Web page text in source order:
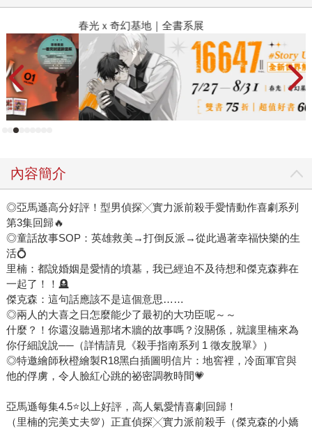
春光ｘ奇幻基地｜全書系展
內容簡介
◎亞馬遜高分好評！型男偵探╳實力派前殺手愛情動作喜劇系列
第3集回歸🔥
◎童話故事SOP：英雄救美→打倒反派→從此過著幸福快樂的生
活💍
里楠：都說婚姻是愛情的墳墓，我已經迫不及待想和傑克森葬在
一起了！！🪦
傑克森：這句話應該不是這個意思……
◎兩人的大喜之日怎麼能少了最初的大功臣呢～～
什麼？！你還沒聽過那堵木牆的故事嗎？沒關係，就讓里楠來為
你仔細說說──（詳情請見《殺手指南系列 1 徵友脫單》）
◎特邀繪師秋橙繪製R18黑白插圖明信片：地窖裡，冷面軍官與
他的俘虜，令人臉紅心跳的祕密調教時間💗
亞馬遜每集4.5⭐以上好評，高人氣愛情喜劇回歸！
（里楠的完美丈夫💯）正直偵探╳實力派前殺手（傑克森的小嬌